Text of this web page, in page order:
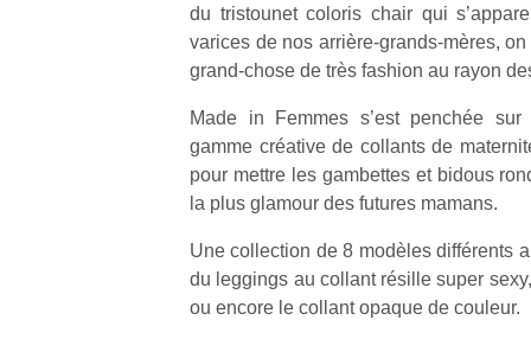
du tristounet coloris chair qui
varices de nos arrière‐grands‐mères,
grand‐chose de très fashion au rayon
Made in Femmes s’est penchée
gamme créative de collants de
pour mettre les gambettes et bidous
la plus glamour des futures mamans.
Une collection de 8 modèles différents
du leggings au collant résille super
ou encore le collant opaque de couleur.